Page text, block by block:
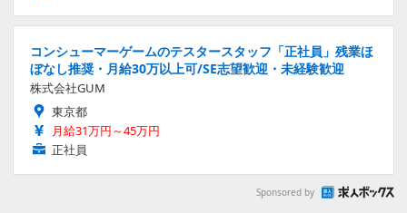
コンシューマーゲームのテスタースタッフ「正社員」残業ほ
ぼなし推奨・月給30万以上可/SE志望歓迎・未経験歓迎
株式会社GUM
東京都
月給31万円～45万円
正社員
Sponsored by